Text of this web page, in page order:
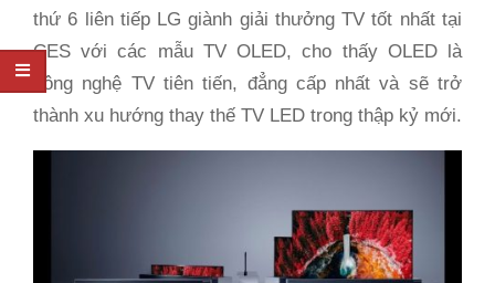
thứ 6 liên tiếp LG giành giải thưởng TV tốt nhất tại
CES với các mẫu TV OLED, cho thấy OLED là
công nghệ TV tiên tiến, đẳng cấp nhất và sẽ trở
thành xu hướng thay thế TV LED trong thập kỷ mới.